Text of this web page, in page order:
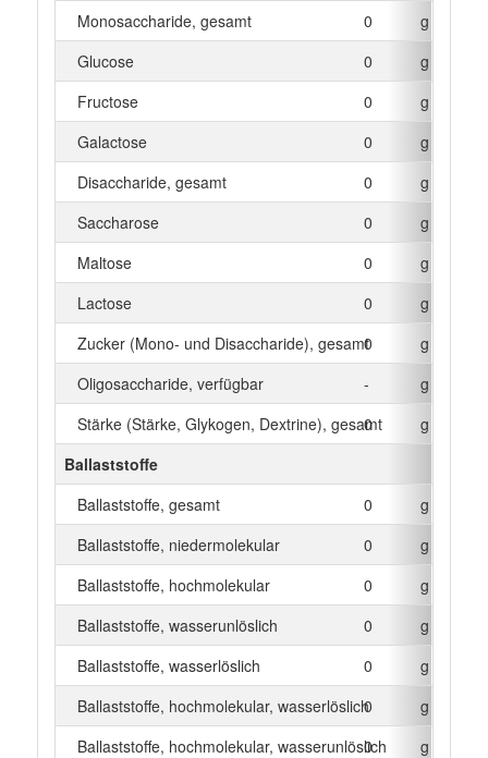
Monosaccharide, gesamt
0
g
Glucose
0
g
Fructose
0
g
Galactose
0
g
Disaccharide, gesamt
0
g
Saccharose
0
g
Maltose
0
g
Lactose
0
g
Zucker (Mono- und Disaccharide), gesamt0
g
Oligosaccharide, verfügbar
-
g
Stärke (Stärke, Glykogen, Dextrine), gesamt
0
g
Ballaststoffe
Ballaststoffe, gesamt
0
g
Ballaststoffe, niedermolekular
0
g
Ballaststoffe, hochmolekular
0
g
Ballaststoffe, wasserunlöslich
0
g
Ballaststoffe, wasserlöslich
0
g
Ballaststoffe, hochmolekular, wasserlöslich0
g
Ballaststoffe, hochmolekular, wasserunlöslich
0
g